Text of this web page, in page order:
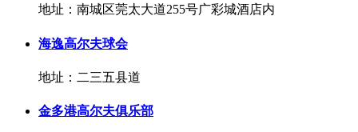
地址：南城区莞太大道255号广彩城酒店内
海逸高尔夫球会
地址：二三五县道
金多港高尔夫俱乐部